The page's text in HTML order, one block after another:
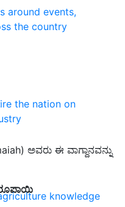
around events,
the country
the nation on
knowledge
ಅವರು ಈ ವಾಗ್ದಾನವನ್ನು